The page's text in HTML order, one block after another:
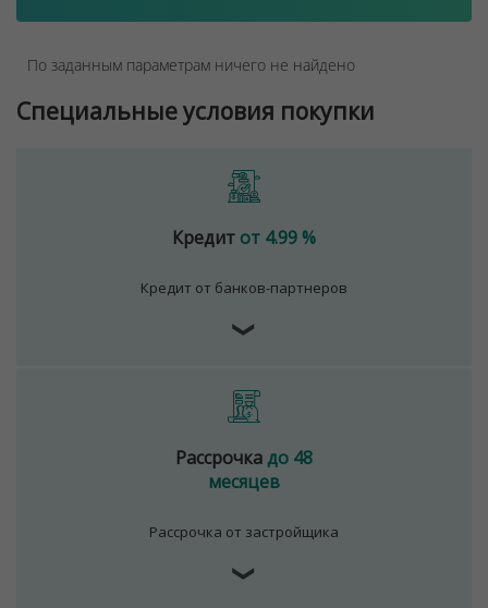
По заданным параметрам ничего не найдено
Специальные условия покупки
Кредит от 4.99 %
Кредит от банков-партнеров
❯
Рассрочкадо 48
месяцев
Рассрочка от застройщика
❯